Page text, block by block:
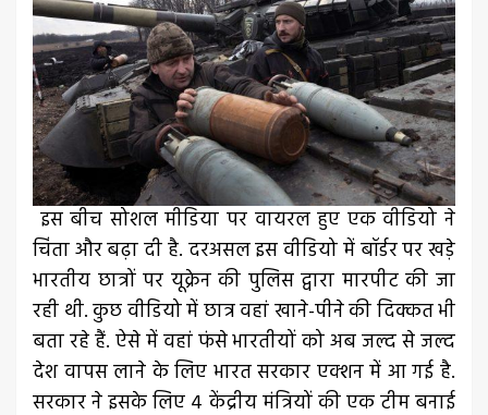
इस बीच सोशल मीडिया पर वायरल हुए एक वीडियो ने
चिंता और बढ़ा दी है. दरअसल इस वीडियो में बॉर्डर पर खड़े
भारतीय छात्रों पर यूक्रेन की पुलिस द्वारा मारपीट की जा
रही थी. कुछ वीडियो में छात्र वहां खाने-पीने की दिक्कत भी
बता रहे हैं. ऐसे में वहां फंसे भारतीयों को अब जल्द से जल्द
देश वापस लाने के लिए भारत सरकार एक्शन में आ गई है.
सरकार ने इसके लिए 4 केंद्रीय मंत्रियों की एक टीम बनाई